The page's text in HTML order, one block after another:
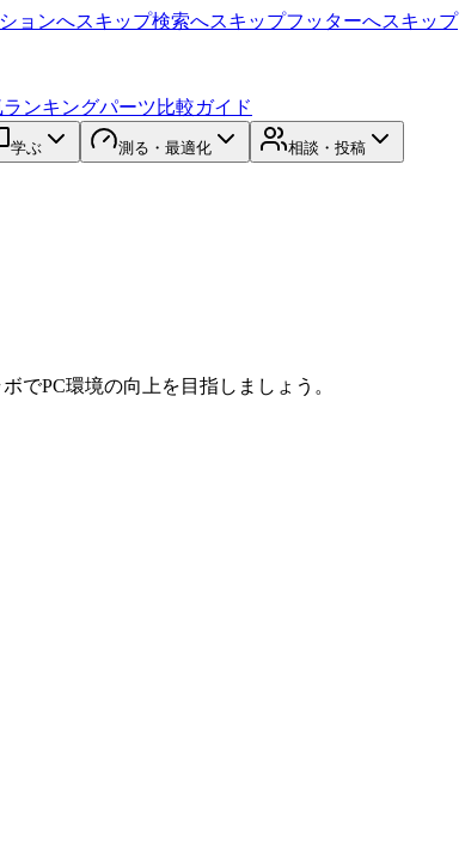
ョンへスキップ検索へスキップフッターへスキップ
ランキングパーツ比較ガイド
学ぶ 測る・最適化 相談・投稿
でPC環境の向上を目指しましょう。